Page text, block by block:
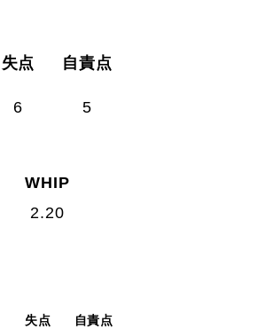
失点 自責点
6 5
WHIP
2.20
失点
自責点